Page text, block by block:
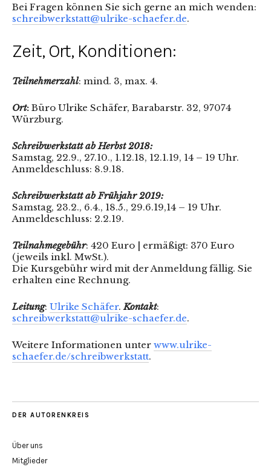
Bei Fragen können Sie sich gerne an mich wenden:
schreibwerkstatt@ulrike-schaefer.de.
Zeit, Ort, Konditionen:
Teilnehmerzahl: mind. 3, max. 4.
Ort: Büro Ulrike Schäfer, Barabarstr. 32, 97074
Würzburg.
Schreibwerkstatt ab Herbst 2018:
Samstag, 22.9., 27.10., 1.12.18, 12.1.19, 14 – 19 Uhr.
Anmeldeschluss: 8.9.18.
Schreibwerkstatt ab Frühjahr 2019:
Samstag, 23.2., 6.4., 18.5., 29.6.19,14 – 19 Uhr.
Anmeldeschluss: 2.2.19.
Teilnahmegebühr: 420 Euro | ermäßigt: 370 Euro
(jeweils inkl. MwSt.).
Die Kursgebühr wird mit der Anmeldung fällig. Sie
erhalten eine Rechnung.
Leitung: Ulrike Schäfer. Kontakt:
schreibwerkstatt@ulrike-schaefer.de.
Weitere Informationen unter www.ulrike-
schaefer.de/schreibwerkstatt.
DER AUTORENKREIS
Über uns
Mitglieder